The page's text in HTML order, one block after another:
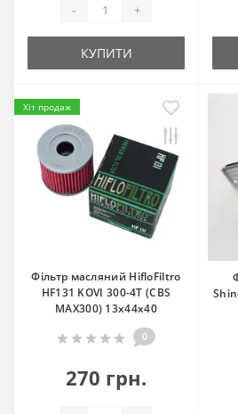
- +
КУПИТИ
Хіт продаж
Фільтр масляний HifloFiltro
HF131 KOVI 300-4Т (CBS
MAX300) 13х44х40
0
270 грн.